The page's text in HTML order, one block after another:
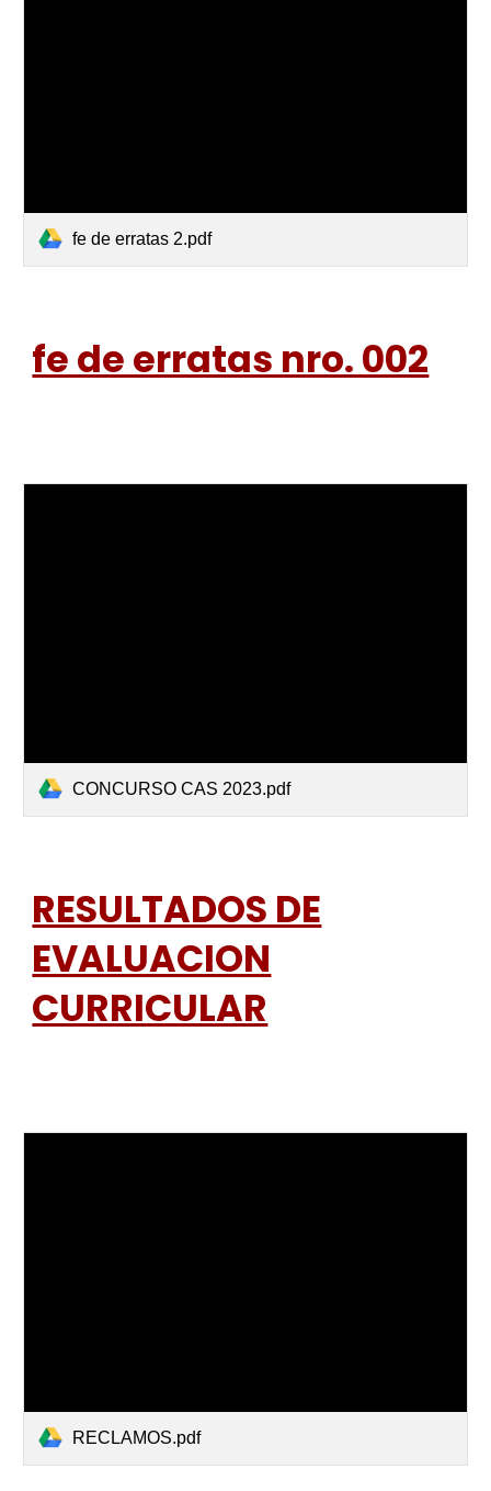
fe de erratas 2.pdf
fe de erratas nro. 002
CONCURSO CAS 2023.pdf
RESULTADOS DE
EVALUACION
CURRICULAR
RECLAMOS.pdf